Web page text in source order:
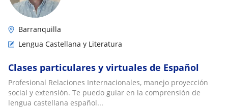
Barranquilla
Lengua Castellana y Literatura
Clases particulares y virtuales de Español
Profesional Relaciones Internacionales, manejo proyección
social y extensión. Te puedo guiar en la comprensión de
lengua castellana español...